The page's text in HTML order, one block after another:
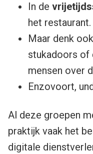
In de
het restaurant.
Maar denk
stukadoors of
mensen over
Enzovoort,
Al deze groepen
praktijk vaak het
digitale